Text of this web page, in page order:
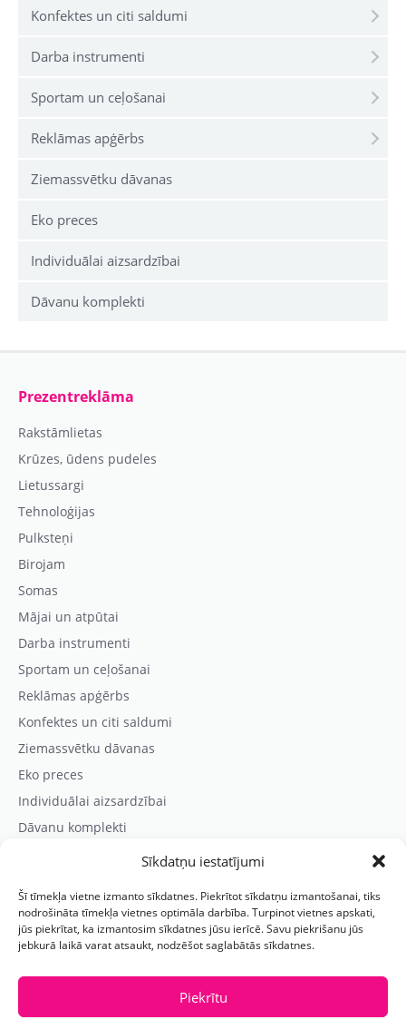
Sīkdatņu iestatījumi
Šī tīmekļa vietne izmanto sīkdatnes. Piekrītot sīkdatņu izmantošanai, tiks
nodrošināta tīmekļa vietnes optimāla darbība. Turpinot vietnes apskati,
jūs piekrītat, ka izmantosim sīkdatnes jūsu ierīcē. Savu piekrišanu jūs
jebkurā laikā varat atsaukt, nodzēšot saglabātās sīkdatnes.
Piekrītu
Konfektes un citi saldumi
Darba instrumenti
Sportam un ceļošanai
Reklāmas apģērbs
Ziemassvētku dāvanas
Eko preces
Individuālai aizsardzībai
Dāvanu komplekti
Prezentreklāma
Rakstāmlietas
Krūzes, ūdens pudeles
Lietussargi
Tehnoloģijas
Pulksteņi
Birojam
Somas
Mājai un atpūtai
Darba instrumenti
Sportam un ceļošanai
Reklāmas apģērbs
Konfektes un citi saldumi
Ziemassvētku dāvanas
Eko preces
Individuālai aizsardzībai
Dāvanu komplekti
Kontaktinformācija
Prezentreklāmas aģentūra “PARIS”
Reģ.nr.: 40103625328